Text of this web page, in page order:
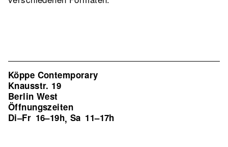
Köppe Contemporary
Knausstr. 19
Berlin West
Öffnungszeiten
Di–Fr 16–19h, Sa 11–17h